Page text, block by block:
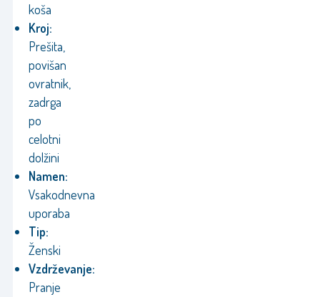
koša
Kroj:
Prešita,
povišan
ovratnik,
zadrga
po
celotni
dolžini
Namen:
Vsakodnevna
uporaba
Tip:
Ženski
Vzdrževanje:
Pranje